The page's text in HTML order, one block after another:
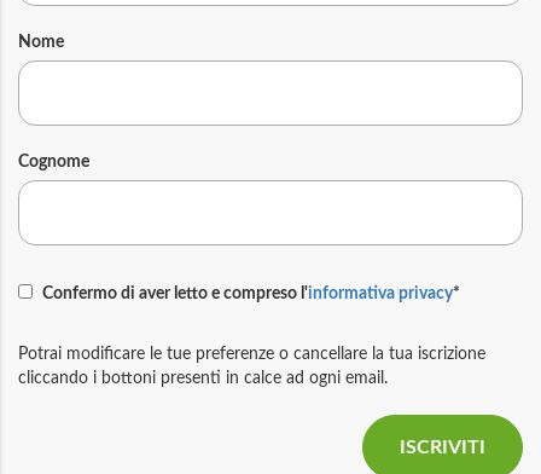
Nome
Cognome
Confermo di aver letto e compreso l'informativa privacy*
Potrai modificare le tue preferenze o cancellare la tua iscrizione
cliccando i bottoni presenti in calce ad ogni email.